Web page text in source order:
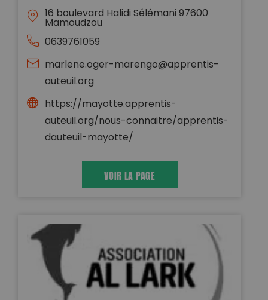
16 boulevard Halidi Sélémani 97600
Mamoudzou
0639761059
marlene.oger-marengo@apprentis-
auteuil.org
https://mayotte.apprentis-
auteuil.org/nous-connaitre/apprentis-
dauteuil-mayotte/
VOIR LA PAGE